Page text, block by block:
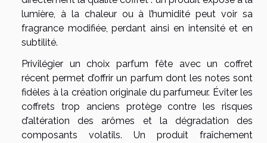
lumière, à la chaleur ou à l’humidité peut voir sa
fragrance modifiée, perdant ainsi en intensité et en
subtilité.
Privilégier un choix parfum fête avec un coffret
récent permet d’offrir un parfum dont les notes sont
fidèles à la création originale du parfumeur. Éviter les
coffrets trop anciens protège contre les risques
d’altération des arômes et la dégradation des
composants volatils. Un produit fraîchement